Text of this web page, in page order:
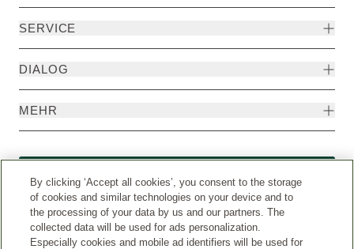
SERVICE
DIALOG
MEHR
By clicking ‘Accept all cookies’, you consent to the storage
of cookies and similar technologies on your device and to
the processing of your data by us and our partners. The
collected data will be used for ads personalization.
Especially cookies and mobile ad identifiers will be used for